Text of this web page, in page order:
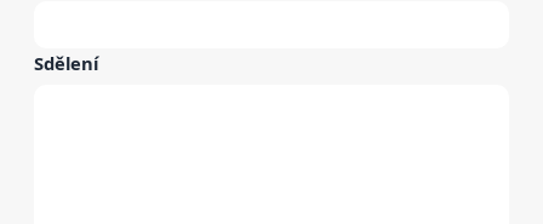
Sdělení